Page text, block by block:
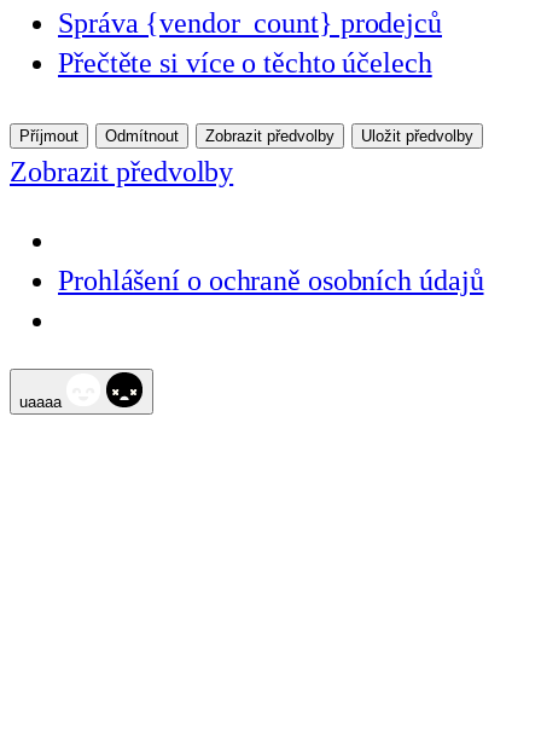
Správa {vendor_count} prodejců
Přečtěte si více o těchto účelech
Příjmout Odmítnout Zobrazit předvolby Uložit předvolby
Zobrazit předvolby
Prohlášení o ochraně osobních údajů
uaaaa